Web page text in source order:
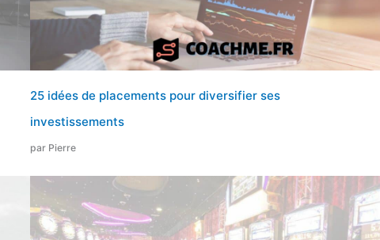
25 idées de placements pour diversifier ses
investissements
par Pierre